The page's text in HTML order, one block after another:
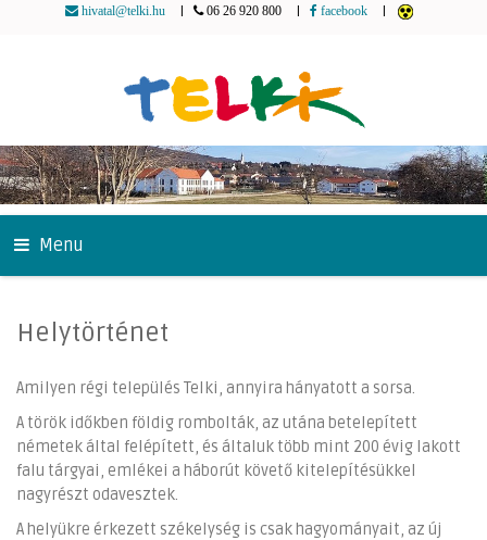
hivatal@telki.hu 06 26 920 800 facebook
Menu
Helytörténet
Amilyen régi település Telki, annyira hányatott a sorsa.
A török időkben földig rombolták, az utána betelepített
németek által felépített, és általuk több mint 200 évig lakott
falu tárgyai, emlékei a háborút követő kitelepítésükkel
nagyrészt odavesztek.
A helyükre érkezett székelység is csak hagyományait, az új